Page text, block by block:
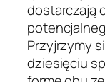
dostarczają
Przyjrzymy
dziesięciu